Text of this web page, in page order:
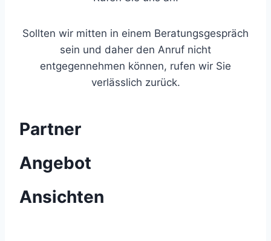
Sollten wir mitten in einem Beratungsgespräch
sein und daher den Anruf nicht
entgegennehmen können, rufen wir Sie
verlässlich zurück.
Partner
Angebot
Ansichten